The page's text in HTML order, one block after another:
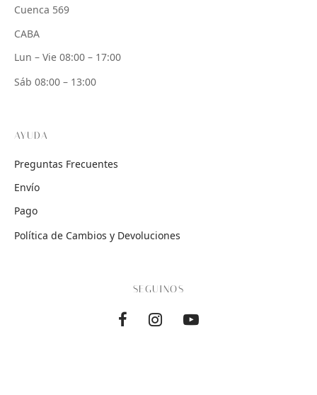
Cuenca 569
CABA
Lun – Vie 08:00 – 17:00
Sáb 08:00 – 13:00
AYUDA
Preguntas Frecuentes
Envío
Pago
Política de Cambios y Devoluciones
SEGUINOS